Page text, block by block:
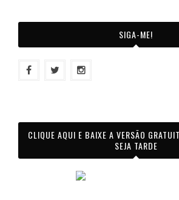
SIGA-ME!
CLIQUE AQUI E BAIXE A VERSÃO
SEJA TARDE